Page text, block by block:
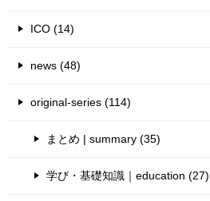
ICO (14)
news (48)
original-series (114)
まとめ | summary (35)
学び・基礎知識｜education (27)